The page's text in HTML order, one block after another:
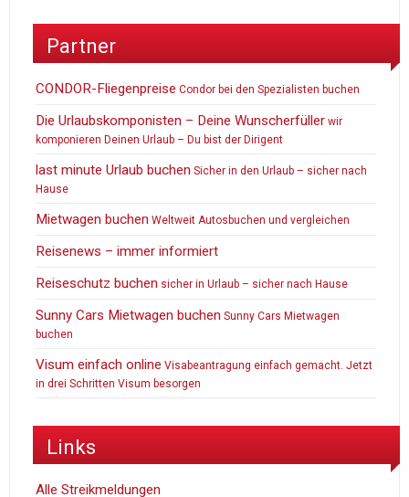
Partner
CONDOR-Fliegenpreise Condor bei den Spezialisten buchen
Die Urlaubskomponisten – Deine Wunscherfüller wir
komponieren Deinen Urlaub – Du bist der Dirigent
last minute Urlaub buchen Sicher in den Urlaub – sicher nach
Hause
Mietwagen buchen Weltweit Autosbuchen und vergleichen
Reisenews – immer informiert
Reiseschutz buchen sicher in Urlaub – sicher nach Hause
Sunny Cars Mietwagen buchen Sunny Cars Mietwagen
buchen
Visum einfach online Visabeantragung einfach gemacht. Jetzt
in drei Schritten Visum besorgen
Links
Alle Streikmeldungen